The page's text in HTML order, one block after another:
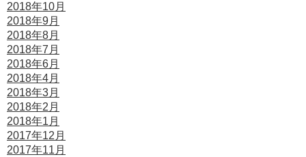
2018年10月
2018年9月
2018年8月
2018年7月
2018年6月
2018年4月
2018年3月
2018年2月
2018年1月
2017年12月
2017年11月